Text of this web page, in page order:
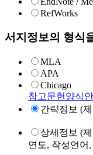
RefWorks
서지정보의 형식
MLA
APA
Chicago
참고문헌양식
간략정보 (
상세정보 (
연도, 작성언어